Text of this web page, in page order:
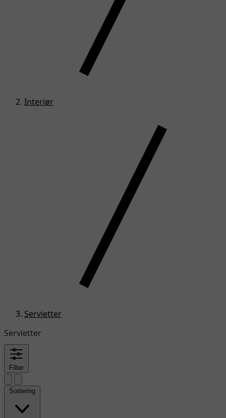
Interiør
Servietter
Servietter
Filter
Sortering